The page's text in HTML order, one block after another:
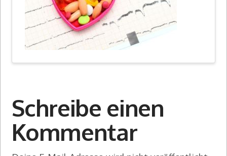
Schreibe einen
Kommentar